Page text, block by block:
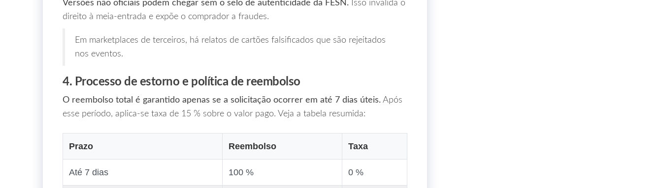
Versões não oficiais podem chegar sem o selo de autenticidade da FESN. Isso invalida o
direito à meia‑entrada e expõe o comprador a fraudes.
Em marketplaces de terceiros, há relatos de cartões falsificados que são rejeitados
nos eventos.
4. Processo de estorno e política de reembolso
O reembolso total é garantido apenas se a solicitação ocorrer em até 7 dias úteis. Após
esse período, aplica‑se taxa de 15 % sobre o valor pago. Veja a tabela resumida:
Prazo Reembolso Taxa
Até 7 dias 100 % 0 %